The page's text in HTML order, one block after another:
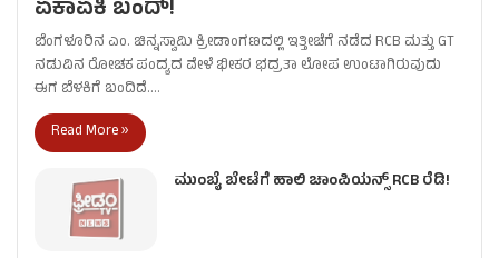
ಏಕಾಏಕಿ ಬಂದ್!
ಬೆಂಗಳೂರಿನ ಎಂ. ಚಿನ್ನಸ್ವಾಮಿ ಕ್ರೀಡಾಂಗಣದಲ್ಲಿ ಇತ್ತೀಚೆಗೆ ನಡೆದ RCB ಮತ್ತು GT
ನಡುವಿನ ರೋಚಕ ಪಂದ್ಯದ ವೇಳೆ ಭೀಕರ ಭದ್ರತಾ ಲೋಪ ಉಂಟಾಗಿರುವುದು
ಈಗ ಬೆಳಕಿಗೆ ಬಂದಿದೆ.…
Read More »
ಮುಂಬೈ ಬೇಟೆಗೆ ಹಾಲಿ ಚಾಂಪಿಯನ್ಸ್ RCB ರೆಡಿ!